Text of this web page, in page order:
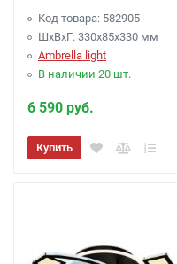
Код товара: 582905
ШхВхГ: 330x85x330 мм
Ambrella light
В наличии 20 шт.
6 590 руб.
Купить